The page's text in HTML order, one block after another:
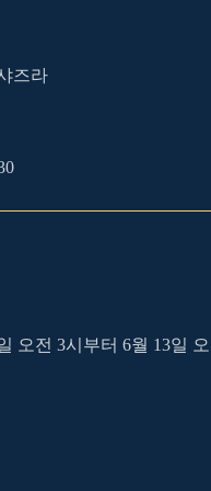
즈라
오전 3시부터 6월 13일